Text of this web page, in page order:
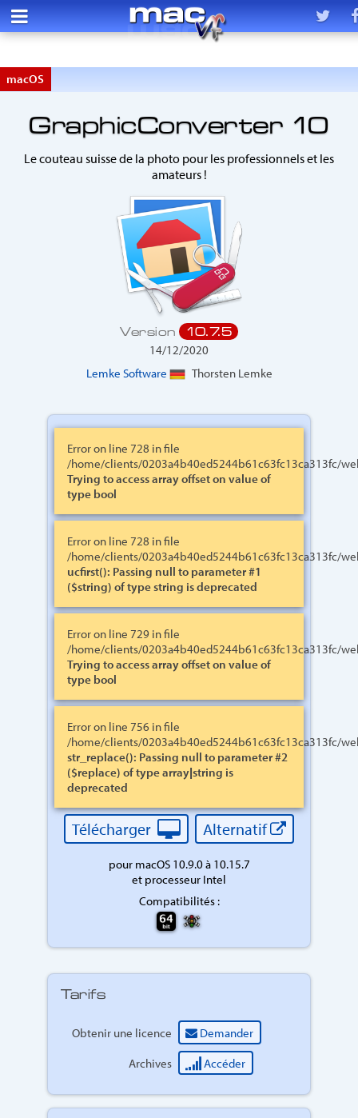
macOS
GraphicConverter 10
Le couteau suisse de la photo pour les professionnels et les
amateurs !
Version 10.7.5
14/12/2020
Lemke Software
Thorsten Lemke
Error on line 728 in file
/home/clients/0203a4b40ed5244b61c63fc13ca313fc/
Trying to access array offset on value of
type bool
Error on line 728 in file
/home/clients/0203a4b40ed5244b61c63fc13ca313fc/
ucfirst(): Passing null to parameter #1
($string) of type string is deprecated
Error on line 729 in file
/home/clients/0203a4b40ed5244b61c63fc13ca313fc/
Trying to access array offset on value of
type bool
Error on line 756 in file
/home/clients/0203a4b40ed5244b61c63fc13ca313fc/
str_replace(): Passing null to parameter #2
($replace) of type array|string is
deprecated
Télécharger Alternatif
pour macOS 10.9.0 à 10.15.7
et processeur Intel
Compatibilités :
Tarifs
Obtenir une licence
Demander
Archives
Accéder